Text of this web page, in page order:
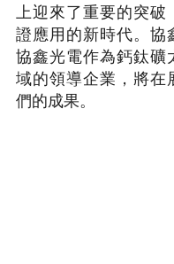
上迎來了重要的突
證應用的新時代。協
協鑫光電作為鈣鈦礦
域的領導企業，將在
們的成果。